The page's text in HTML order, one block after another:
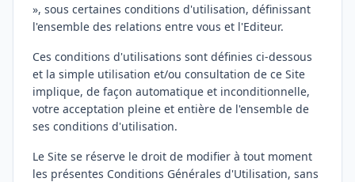
», sous certaines conditions d'utilisation, définissant
l'ensemble des relations entre vous et l'Editeur.
Ces conditions d'utilisations sont définies ci-dessous
et la simple utilisation et/ou consultation de ce Site
implique, de façon automatique et inconditionnelle,
votre acceptation pleine et entière de l'ensemble de
ses conditions d'utilisation.
Le Site se réserve le droit de modifier à tout moment
les présentes Conditions Générales d'Utilisation, sans